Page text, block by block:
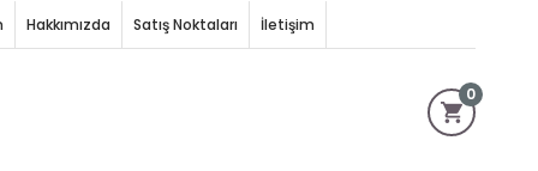
Hakkımızda Satış Noktaları İletişim
0